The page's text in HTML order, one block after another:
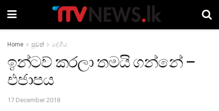
Home පුවත් දේශීය
ඉන්ටව් කරලා තමයි ගන්නේ –
එජාපය
17 December 2018